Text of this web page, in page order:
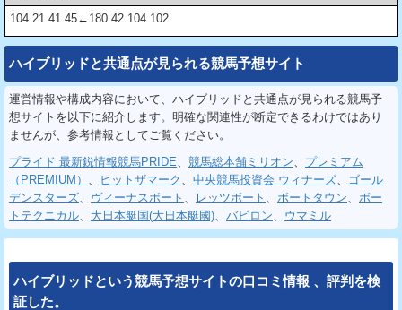
104.21.41.45←180.42.104.102
ハイブリッドと共通点が見られる競馬予想サイト
運営情報や構成内容において、ハイブリッドと共通点が見られる競馬予
想サイトを以下に紹介します。明確な関連性が断定できるわけではあり
ませんが、参考情報としてご覧ください。
プライド 最新鋭情報競馬PRIDE、 競馬総本舗ミリオン、 プレミアム
（PREMIUM） 、 ヒットザマーク 、 中央競馬投資会 ウィナーズ、 ゴール
デンスターズ、 ヴィーナスボート 、 レッツボート 、 ボートタウン、 ボー
トテクニカル、 大日本艇国(大日本艇國)、 バビロン、 ウマミル
ハイブリッドという競馬予想サイトの口コミ情報 、 評判 を検
証した。